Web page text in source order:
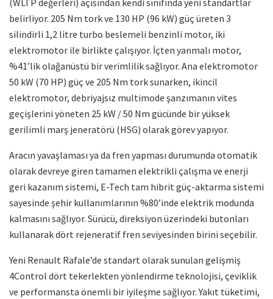
(WLTP değerleri) açısından kendi sınıfında yeni standartlar
belirliyor. 205 Nm tork ve 130 HP (96 kW) güç üreten 3
silindirli 1,2 litre turbo beslemeli benzinli motor, iki
elektromotor ile birlikte çalışıyor. İçten yanmalı motor,
%41’lik olağanüstü bir verimlilik sağlıyor. Ana elektromotor
50 kW (70 HP) güç ve 205 Nm tork sunarken, ikincil
elektromotor, debriyajsız multimode şanzımanın vites
geçişlerini yöneten 25 kW / 50 Nm gücünde bir yüksek
gerilimli marş jeneratörü (HSG) olarak görev yapıyor.
Aracın yavaşlaması ya da fren yapması durumunda otomatik
olarak devreye giren tamamen elektrikli çalışma ve enerji
geri kazanım sistemi, E-Tech tam hibrit güç-aktarma sistemi
sayesinde şehir kullanımlarının %80’inde elektrik modunda
kalmasını sağlıyor. Sürücü, direksiyon üzerindeki butonları
kullanarak dört rejeneratif fren seviyesinden birini seçebilir.
Yeni Renault Rafale’de standart olarak sunulan gelişmiş
4Control dört tekerlekten yönlendirme teknolojisi, çeviklik
ve performansta önemli bir iyileşme sağlıyor. Yakıt tüketimi,